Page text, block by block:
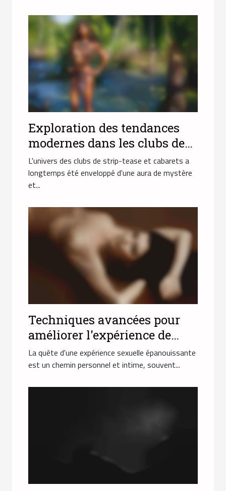
Exploration des tendances
modernes dans les clubs de
strip-tease et cabarets
L'univers des clubs de strip-tease et cabarets a
longtemps été enveloppé d'une aura de mystère
et...
Techniques avancées pour
améliorer l'expérience de
masturbation masculine
La quête d'une expérience sexuelle épanouissante
est un chemin personnel et intime, souvent...